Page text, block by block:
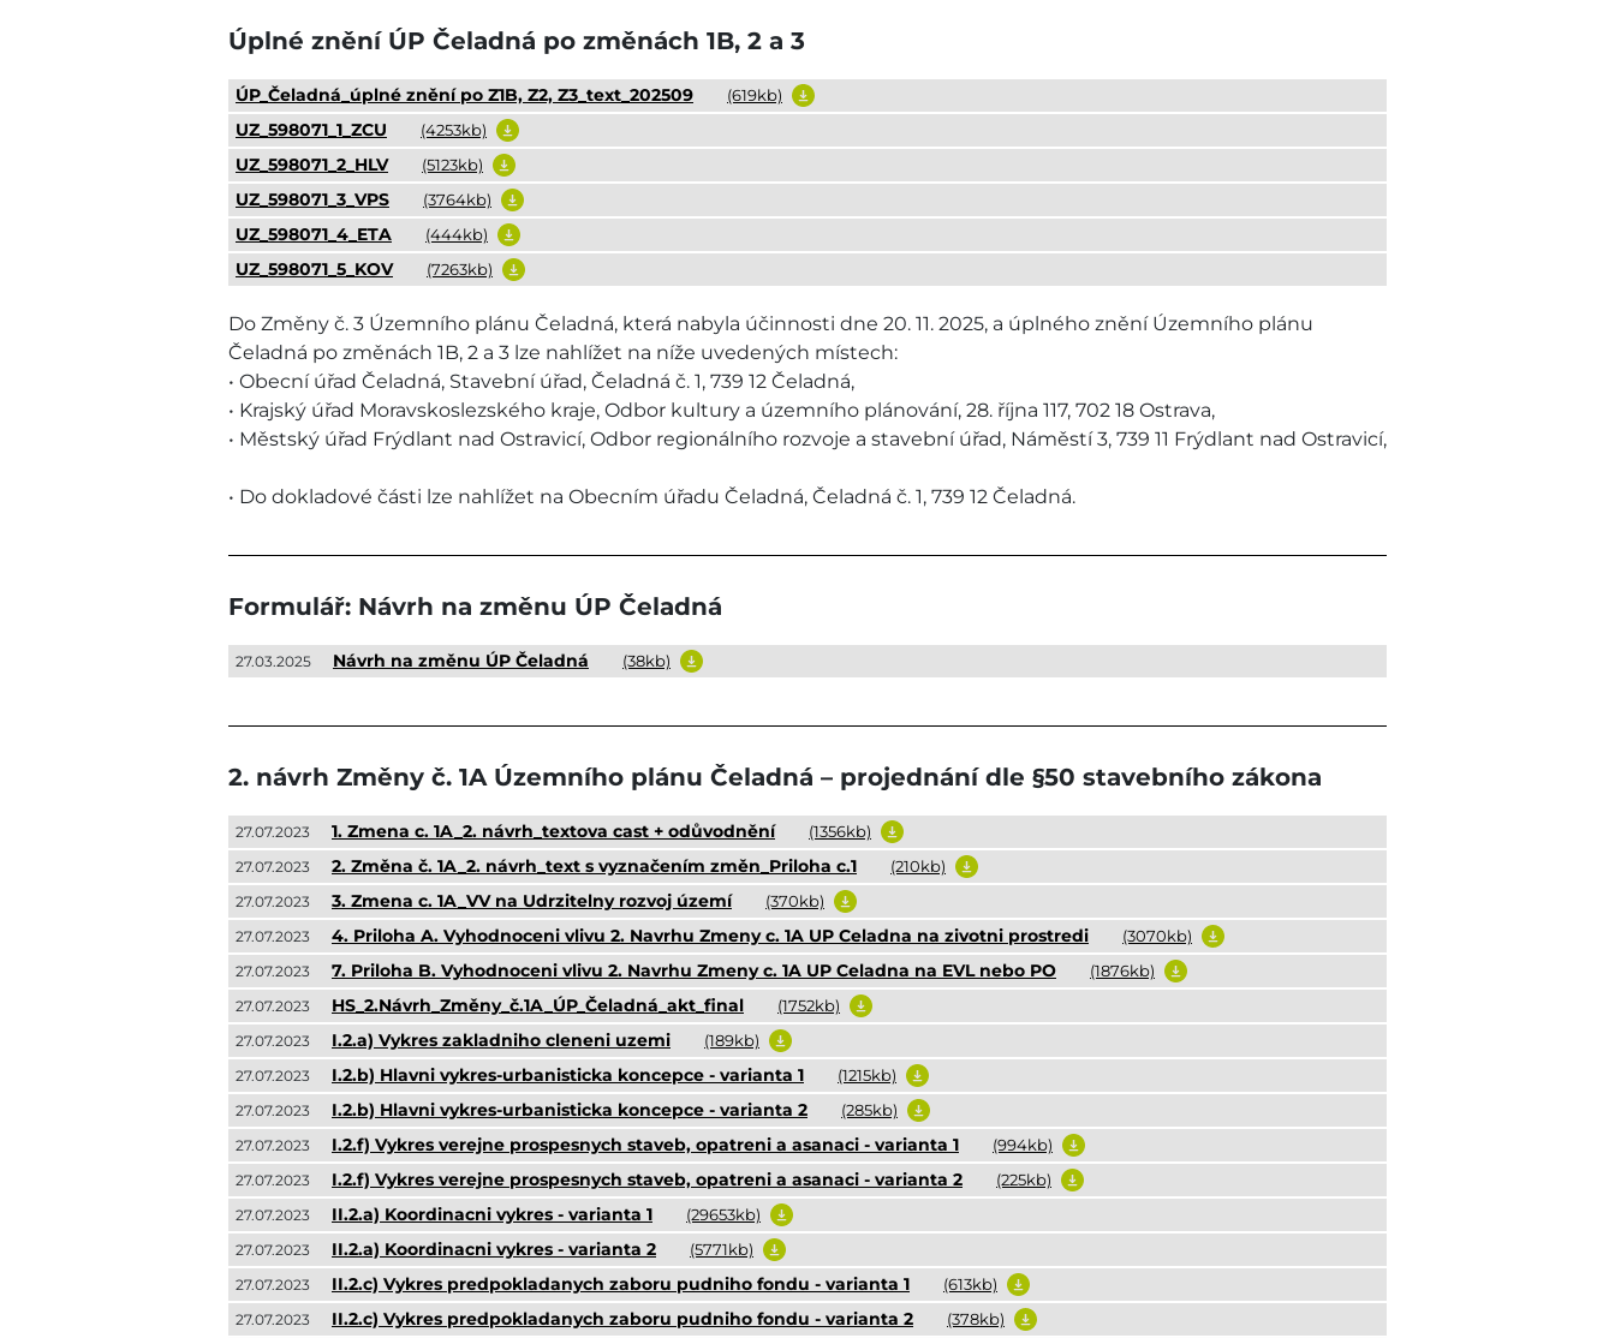
Úplné znění ÚP Čeladná po změnách 1B, 2 a 3
ÚP_Čeladná_úplné znění po Z1B, Z2, Z3_text_202509 (619kb)
UZ_598071_1_ZCU (4253kb)
UZ_598071_2_HLV (5123kb)
UZ_598071_3_VPS (3764kb)
UZ_598071_4_ETA (444kb)
UZ_598071_5_KOV (7263kb)
Do Změny č. 3 Územního plánu Čeladná, která nabyla účinnosti dne 20. 11. 2025, a úplného znění Územního plánu
Čeladná po změnách 1B, 2 a 3 lze nahlížet na níže uvedených místech:
• Obecní úřad Čeladná, Stavební úřad, Čeladná č. 1, 739 12 Čeladná,
• Krajský úřad Moravskoslezského kraje, Odbor kultury a územního plánování, 28. října 117, 702 18 Ostrava,
• Městský úřad Frýdlant nad Ostravicí, Odbor regionálního rozvoje a stavební úřad, Náměstí 3, 739 11 Frýdlant nad Ostravicí,
• Do dokladové části lze nahlížet na Obecním úřadu Čeladná, Čeladná č. 1, 739 12 Čeladná.
Formulář: Návrh na změnu ÚP Čeladná
27.03.2025 Návrh na změnu ÚP Čeladná (38kb)
2. návrh Změny č. 1A Územního plánu Čeladná – projednání dle §50 stavebního zákona
27.07.2023 1. Zmena c. 1A_2. návrh_textova cast + odůvodnění (1356kb)
27.07.2023 2. Změna č. 1A_2. návrh_text s vyznačením změn_Priloha c.1 (210kb)
27.07.2023 3. Zmena c. 1A_VV na Udrzitelny rozvoj území (370kb)
27.07.2023 4. Priloha A. Vyhodnoceni vlivu 2. Navrhu Zmeny c. 1A UP Celadna na zivotni prostredi (3070kb)
27.07.2023 7. Priloha B. Vyhodnoceni vlivu 2. Navrhu Zmeny c. 1A UP Celadna na EVL nebo PO (1876kb)
27.07.2023 HS_2.Návrh_Změny_č.1A_ÚP_Čeladná_akt_final (1752kb)
27.07.2023 I.2.a) Vykres zakladniho cleneni uzemi (189kb)
27.07.2023 I.2.b) Hlavni vykres-urbanisticka koncepce - varianta 1 (1215kb)
27.07.2023 I.2.b) Hlavni vykres-urbanisticka koncepce - varianta 2 (285kb)
27.07.2023 I.2.f) Vykres verejne prospesnych staveb, opatreni a asanaci - varianta 1 (994kb)
27.07.2023 I.2.f) Vykres verejne prospesnych staveb, opatreni a asanaci - varianta 2 (225kb)
27.07.2023 II.2.a) Koordinacni vykres - varianta 1 (29653kb)
27.07.2023 II.2.a) Koordinacni vykres - varianta 2 (5771kb)
27.07.2023 II.2.c) Vykres predpokladanych zaboru pudniho fondu - varianta 1 (613kb)
27.07.2023 II.2.c) Vykres predpokladanych zaboru pudniho fondu - varianta 2 (378kb)